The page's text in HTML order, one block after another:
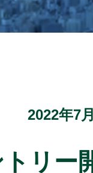
2022年7
リー